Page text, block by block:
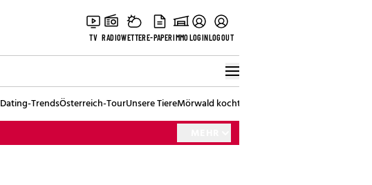
TV RADIOWETTERE-PAPERIMMOLOGINLOGOUT
Dating-TrendsÖsterreich-TourUnsere TiereMörwald kocht